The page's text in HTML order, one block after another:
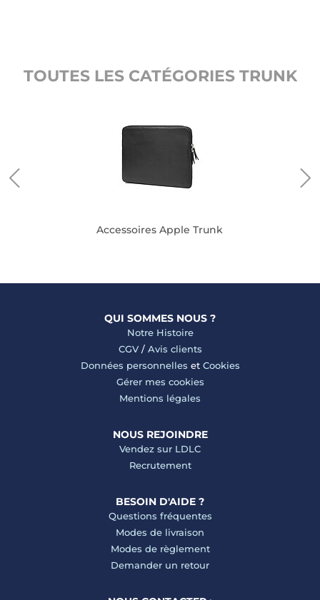
TOUTES LES CATÉGORIES TRUNK
Accessoires Apple Trunk
QUI SOMMES NOUS ?
Notre Histoire
CGV/ Avis clients
Données personnelles et Cookies
Gérer mes cookies
Mentions légales
NOUS REJOINDRE
Vendez sur LDLC
Recrutement
BESOIN D'AIDE ?
Questions fréquentes
Modes de livraison
Modes de règlement
Demander un retour